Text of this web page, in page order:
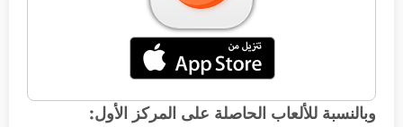
وبالنسبة للألعاب الحاصلة على المركز الأول: